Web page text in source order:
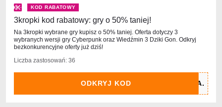
KOD RABATOWY
3kropki kod rabatowy: gry o 50% taniej!
Na 3kropki wybrane gry kupisz o 50% taniej. Oferta dotyczy 3
wybranych wersji gry Cyberpunk oraz Wiedźmin 3 Dziki Gon. Odkryj
bezkonkurencyjne oferty już dziś!
Liczba zastosowań: 36
ODKRYJ KOD